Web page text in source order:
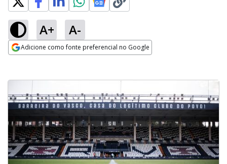
A+ A-
Adicione como fonte preferencial no Google